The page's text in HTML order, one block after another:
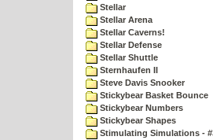
Stellar
Stellar Arena
Stellar Caverns!
Stellar Defense
Stellar Shuttle
Sternhaufen II
Steve Davis Snooker
Stickybear Basket Bounce
Stickybear Numbers
Stickybear Shapes
Stimulating Simulations -